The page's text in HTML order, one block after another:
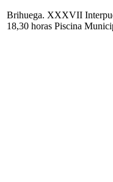
Brihuega. XXXVII
18,30 horas Piscina